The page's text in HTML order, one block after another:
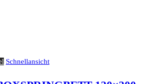
Schnellansicht